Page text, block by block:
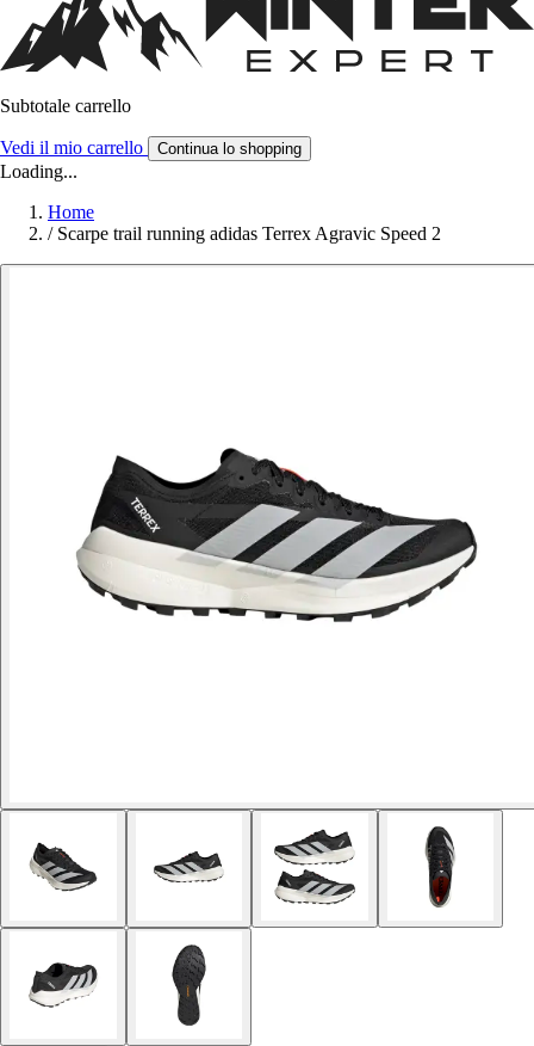
Subtotale carrello
Vedi il mio carrello Continua lo shopping
Loading...
Home
/ Scarpe trail running adidas Terrex Agravic Speed 2